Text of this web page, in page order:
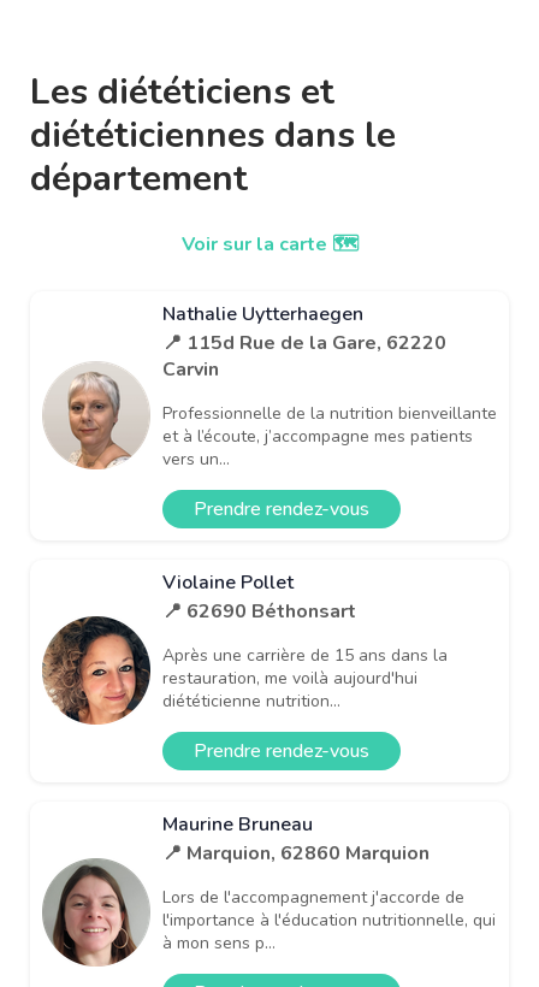
Les diététiciens et
diététiciennes dans le
département
Voir sur la carte 🗺️
Nathalie Uytterhaegen
📍 115d Rue de la Gare, 62220
Carvin
Professionnelle de la nutrition bienveillante
et à l’écoute, j’accompagne mes patients
vers un...
Prendre rendez-vous
Violaine Pollet
📍 62690 Béthonsart
Après une carrière de 15 ans dans la
restauration, me voilà aujourd'hui
diététicienne nutrition...
Prendre rendez-vous
Maurine Bruneau
📍 Marquion, 62860 Marquion
Lors de l'accompagnement j'accorde de
l'importance à l'éducation nutritionnelle, qui
à mon sens p...